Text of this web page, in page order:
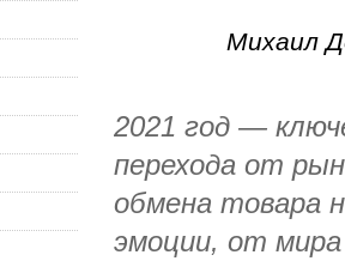
Михаил
2021 год —
перехода от
обмена товара
эмоции, от